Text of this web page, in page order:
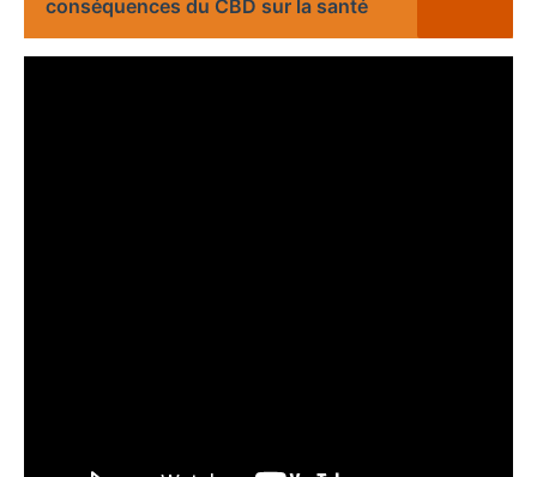
conséquences du CBD sur la santé